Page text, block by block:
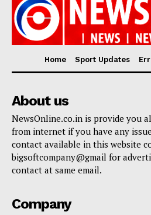
Home Sport Updates
About us
NewsOnline.co.in is provide you
from internet if you have any
contact available in this website
bigsoftcompany@gmail for
contact at same email.
Company